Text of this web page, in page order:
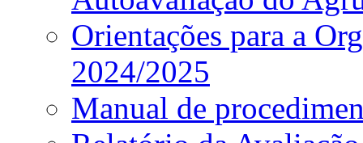
Orientações para a
2024/2025
Manual de